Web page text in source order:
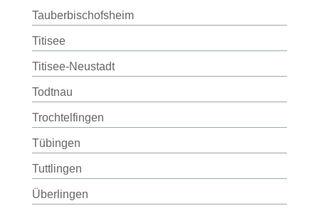
Tauberbischofsheim
Titisee
Titisee-Neustadt
Todtnau
Trochtelfingen
Tübingen
Tuttlingen
Überlingen